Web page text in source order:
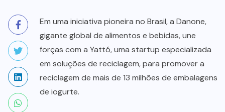
Em uma iniciativa pioneira no Brasil, a Danone,
gigante global de alimentos e bebidas, une
forças com a Yattó, uma startup especializada
em soluções de reciclagem, para promover a
reciclagem de mais de 13 milhões de embalagens
de iogurte.